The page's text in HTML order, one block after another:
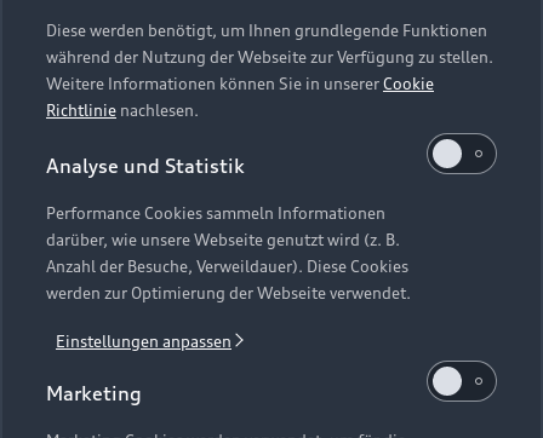
Alle Modelle
Elektromodelle
Kaufen & leasen
Gebrauchtwagen
Finanzierung
Aktionen & Angebote
Geschäftskunden
Saisonale Angebote
Audi Services
Support
Kundenservice
Händlersuche
Audi Code
Über Audi
Karriere
Diese werden benötigt, um Ihnen grundlegende Funktionen
während der Nutzung der Webseite zur Verfügung zu stellen.
Weitere Informationen können Sie in unsererCookie
Richtlinie nachlesen.
Analyse und Statistik
Performance Cookies sammeln Informationen
darüber, wie unsere Webseite genutzt wird (z. B.
Anzahl der Besuche, Verweildauer). Diese Cookies
werden zur Optimierung der Webseite verwendet.
Einstellungen anpassen
Marketing